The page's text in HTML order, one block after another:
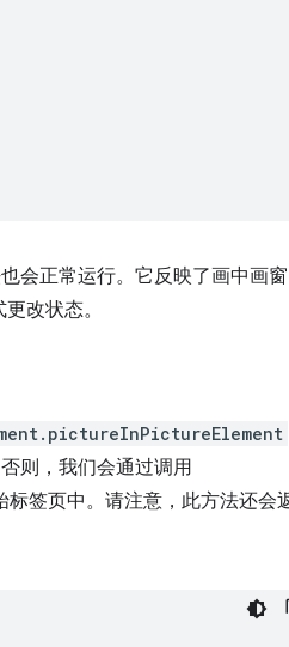
会正常运行。它反映了画中画
改状态。
则，我们会通过调用
签页中。请注意，此方法还会